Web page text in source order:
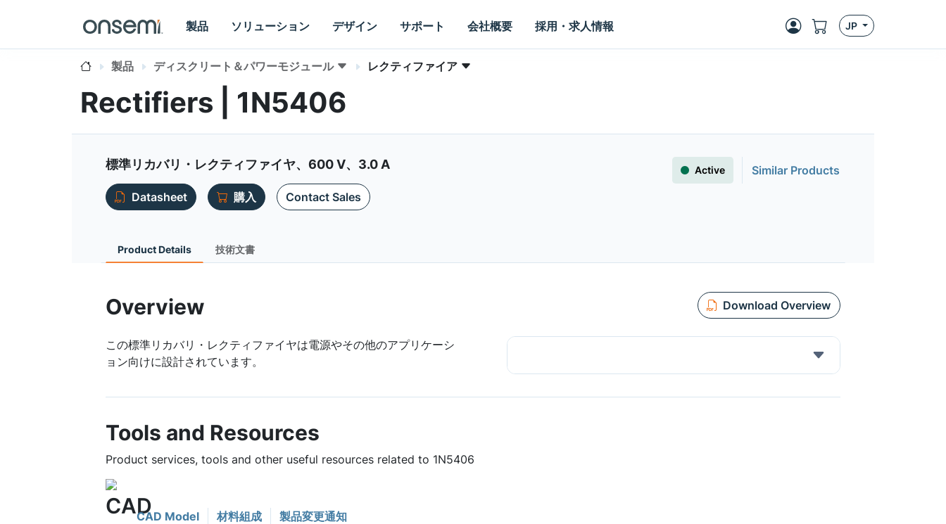
製品 ソリューション デザイン サポート 会社概要 採用・求人情報 JP
製品 ディスクリート＆パワーモジュール レクティファイア
Rectifiers | 1N5406
標準リカバリ・レクティファイヤ、600 V、3.0 A Active
Similar Products
Datasheet
購入 Contact Sales
Product Details 技術文書
Overview Download Overview
この標準リカバリ・レクティファイヤは電源やその他のアプリケーシ
ョン向けに設計されています。
Tools and Resources
Product services, tools and other useful resources related to 1N5406
CAD Model 材料組成 製品変更通知